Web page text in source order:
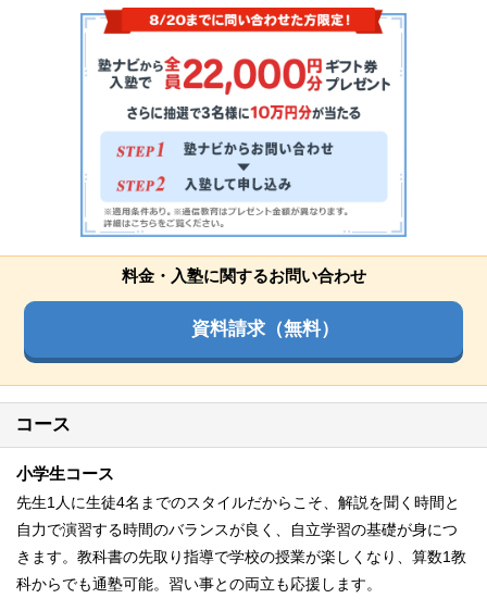
料金・入塾に関するお問い合わせ
資料請求（無料）
コース
小学生コース
先生1人に生徒4名までのスタイルだからこそ、解説を聞く時間と
自力で演習する時間のバランスが良く、自立学習の基礎が身につ
きます。教科書の先取り指導で学校の授業が楽しくなり、算数1教
科からでも通塾可能。習い事との両立も応援します。